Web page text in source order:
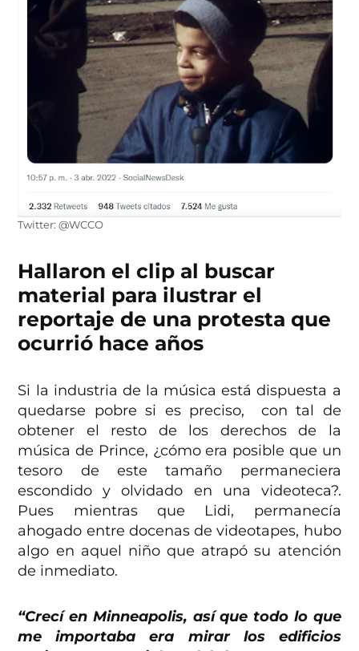
Twitter: @WCCO
Hallaron el clip al buscar
material para ilustrar el
reportaje de una protesta que
ocurrió hace años
Si la industria de la música está dispuesta a
quedarse pobre si es preciso, con tal de
obtener el resto de los derechos de la
música de Prince, ¿cómo era posible que un
tesoro de este tamaño permaneciera
escondido y olvidado en una videoteca?.
Pues mientras que Lidi, permanecía
ahogado entre docenas de videotapes, hubo
algo en aquel niño que atrapó su atención
de inmediato.
“Crecí en Minneapolis, así que todo lo que
me importaba era mirar los edificios